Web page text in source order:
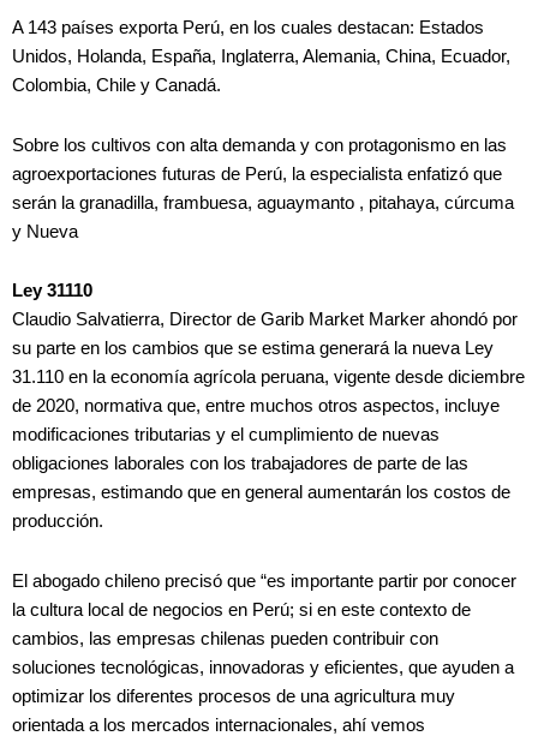
A 143 países exporta Perú, en los cuales destacan: Estados
Unidos, Holanda, España, Inglaterra, Alemania, China, Ecuador,
Colombia, Chile y Canadá.
Sobre los cultivos con alta demanda y con protagonismo en las
agroexportaciones futuras de Perú, la especialista enfatizó que
serán la granadilla, frambuesa, aguaymanto , pitahaya, cúrcuma
y Nueva
Ley 31110
Claudio Salvatierra, Director de Garib Market Marker ahondó por
su parte en los cambios que se estima generará la nueva Ley
31.110 en la economía agrícola peruana, vigente desde diciembre
de 2020, normativa que, entre muchos otros aspectos, incluye
modificaciones tributarias y el cumplimiento de nuevas
obligaciones laborales con los trabajadores de parte de las
empresas, estimando que en general aumentarán los costos de
producción.
El abogado chileno precisó que “es importante partir por conocer
la cultura local de negocios en Perú; si en este contexto de
cambios, las empresas chilenas pueden contribuir con
soluciones tecnológicas, innovadoras y eficientes, que ayuden a
optimizar los diferentes procesos de una agricultura muy
orientada a los mercados internacionales, ahí vemos